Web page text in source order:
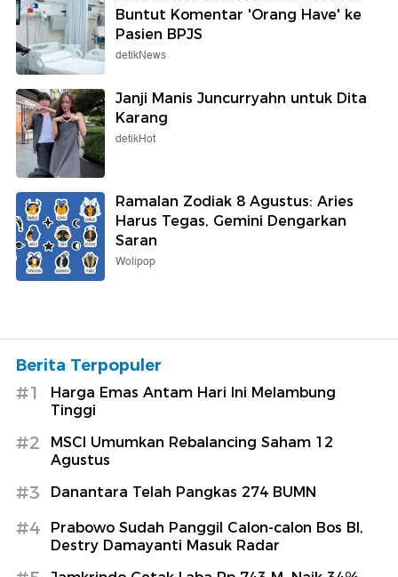
Buntut Komentar 'Orang Have' ke
Pasien BPJS
detikNews
Janji Manis Juncurryahn untuk Dita
Karang
detikHot
Ramalan Zodiak 8 Agustus: Aries
Harus Tegas, Gemini Dengarkan
Saran
Wolipop
Berita Terpopuler
#1
Harga Emas Antam Hari Ini Melambung
Tinggi
#2
MSCI Umumkan Rebalancing Saham 12
Agustus
#3 Danantara Telah Pangkas 274 BUMN
#4
Prabowo Sudah Panggil Calon-calon Bos BI,
Destry Damayanti Masuk Radar